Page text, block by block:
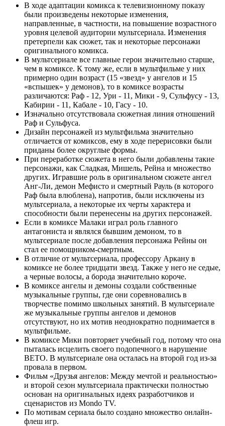
В ходе адаптации комикса к телевизионному показу
были произведены некоторые изменения,
направленные, в частности, на повышение возрастного
уровня целевой аудитории мультсериала. Изменения
претерпели как сюжет, так и некоторые персонажи
оригинального комикса.
В мультсериале все главные герои значительно старше,
чем в комиксе. К тому же, если в мультфильме у них
примерно один возраст (15 «звезд» у ангелов и 15
«вспышек» у демонов), то в комиксе возрасты
различаются: Раф - 12, Ури - 11, Мики - 9, Сульфусу - 13,
Кабирии - 11, Кабале - 10, Гасу - 10.
Изначально отсутствовала сюжетная линия отношений
Раф и Сульфуса.
Дизайн персонажей из мультфильма значительно
отличается от комиксов, ему в ходе перерисовки были
приданы более округлые формы.
При переработке сюжета в него были добавлены такие
персонажи, как Сладкая, Мишель, Рейна и множество
других. Игравшие роль в оригинальном сюжете ангел
Анг-Ли, демон Мефисто и смертный Рауль (в которого
Раф была влюблена), напротив, были исключены из
мультсериала, а некоторые их черты характера и
способности были перенесены на других персонажей.
Если в комиксе Малаки играл роль главного
антагониста и являлся бывшим демоном, то в
мультсериале после добавления персонажа Рейны он
стал ее помощником-смертным.
В отличие от мультсериала, профессору Аркану в
комиксе не более тридцати звезд. Также у него не седые,
а черные волосы, а борода значительно короче.
В комиксе ангелы и демоны создали собственные
музыкальные группы, где они соревновались в
творчестве помимо школьных занятий. В мультсериале
же музыкальные группы ангелов и демонов
отсутствуют, но их мотив неоднократно поднимается в
мультфильме.
В комиксе Мики повторяет учебный год, потому что она
пыталась исцелить своего подопечного в нарушение
ВЕТО. В мультсериале она осталась на второй год из-за
провала в первом.
Фильм «Друзья ангелов: Между мечтой и реальностью»
и второй сезон мультсериала практически полностью
основан на оригинальных идеях разработчиков и
сценаристов из Mondo TV.
По мотивам сериала было создано множество онлайн-
флеш игр.